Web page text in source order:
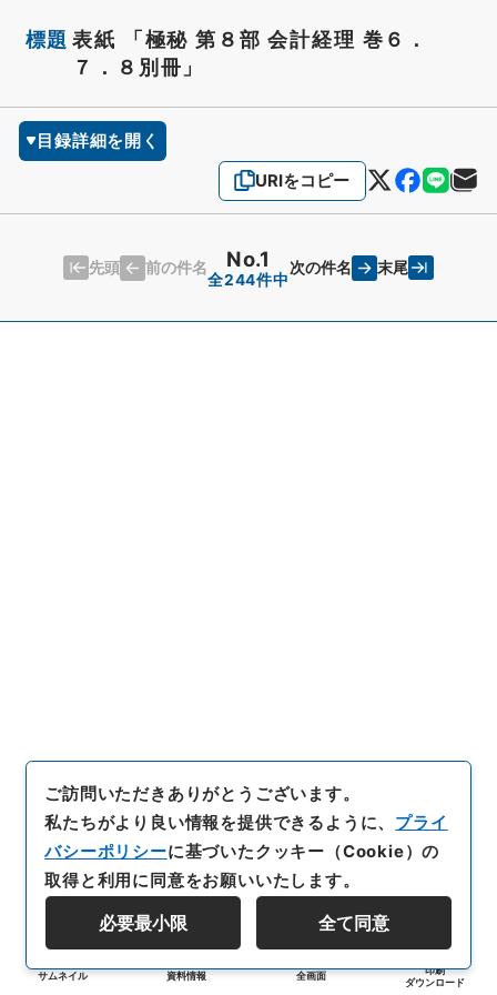
標題 表紙 「極秘 第８部 会計経理 巻６．
７．８別冊」
目録詳細を開く
URIをコピー
先頭 前の件名 No.1
全244件中
次の件名 末尾
サムネイル 資料情報 全画面
印刷
ダウンロード
ご訪問いただきありがとうございます。
私たちがより良い情報を提供できるように、 プライ
バシーポリシーに基づいたクッキー（Cookie）の
取得と利用に同意をお願いいたします。
必要最小限 全て同意